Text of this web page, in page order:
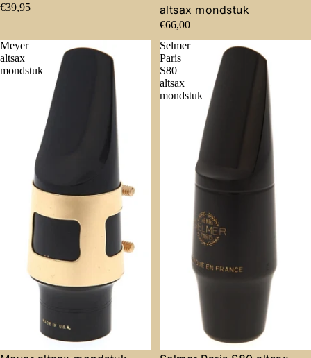
€39,95
altsax mondstuk
€66,00
Meyer
altsax
mondstuk
Selmer
Paris
S80
altsax
mondstuk